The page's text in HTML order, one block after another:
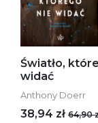
Światło,
widać
Anthony Doerr
38,94 zł 64,90